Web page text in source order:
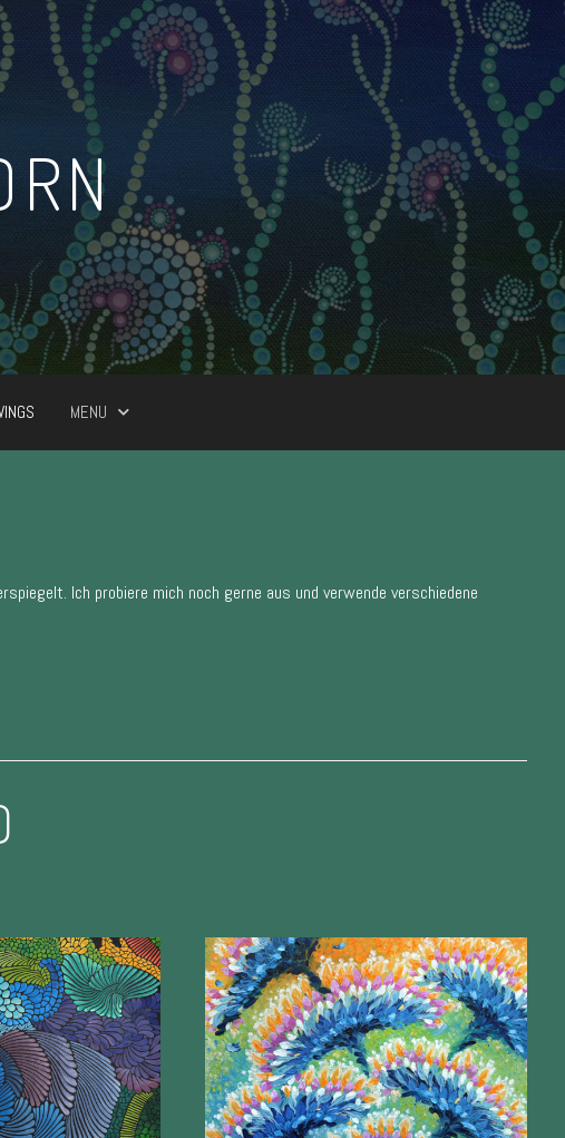
MENU
Ich probiere mich noch gerne aus und verwende verschiedene